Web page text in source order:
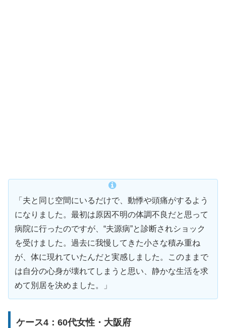
「夫と同じ空間にいるだけで、動悸や頭痛がするよう
になりました。最初は原因不明の体調不良だと思って
病院に行ったのですが、“夫源病”と診断されショック
を受けました。過去に我慢してきた小さな積み重ね
が、体に現れていたんだと実感しました。このままで
は自分の心身が壊れてしまうと思い、静かな生活を求
めて別居を決めました。」
ケース4：60代女性・大阪府